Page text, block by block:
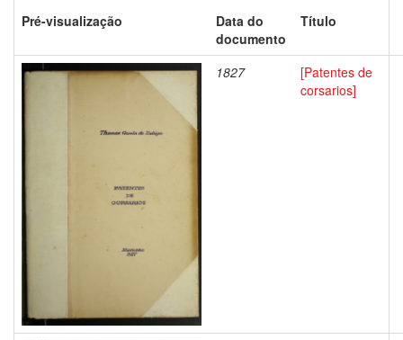
Pré-visualização
Data do
documento
Título
1827
[Patentes de
corsarios]